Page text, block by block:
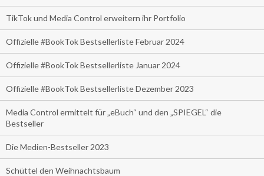
TikTok und Media Control erweitern ihr Portfolio
Offizielle #BookTok Bestsellerliste Februar 2024
Offizielle #BookTok Bestsellerliste Januar 2024
Offizielle #BookTok Bestsellerliste Dezember 2023
Media Control ermittelt für „eBuch“ und den „SPIEGEL“ die
Bestseller
Die Medien-Bestseller 2023
Schüttel den Weihnachtsbaum